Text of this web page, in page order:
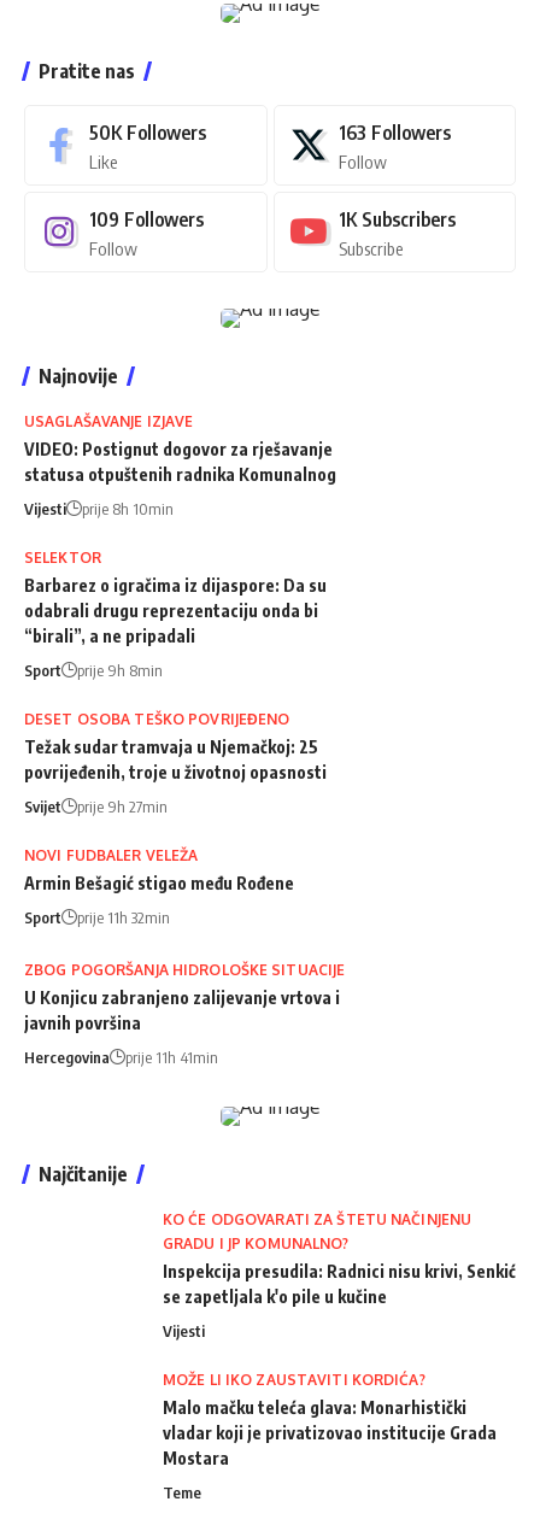
Pratite nas
50K Followers
Like
163 Followers
Follow
109 Followers
Follow
1K Subscribers
Subscribe
Najnovije
USAGLAŠAVANJE IZJAVE
VIDEO: Postignut dogovor za rješavanje
statusa otpuštenih radnika Komunalnog
Vijesti prije 8h 10min
SELEKTOR
Barbarez o igračima iz dijaspore: Da su
odabrali drugu reprezentaciju onda bi
“birali”, a ne pripadali
Sport prije 9h 8min
DESET OSOBA TEŠKO POVRIJEĐENO
Težak sudar tramvaja u Njemačkoj: 25
povrijeđenih, troje u životnoj opasnosti
Svijet prije 9h 27min
NOVI FUDBALER VELEŽA
Armin Bešagić stigao među Rođene
Sport prije 11h 32min
ZBOG POGORŠANJA HIDROLOŠKE SITUACIJE
U Konjicu zabranjeno zalijevanje vrtova i
javnih površina
Hercegovina prije 11h 41min
Najčitanije
KO ĆE ODGOVARATI ZA ŠTETU NAČINJENU
GRADU I JP KOMUNALNO?
Inspekcija presudila: Radnici nisu krivi, Senkić
se zapetljala k'o pile u kučine
Vijesti
MOŽE LI IKO ZAUSTAVITI KORDIĆA?
Malo mačku teleća glava: Monarhistički
vladar koji je privatizovao institucije Grada
Mostara
Teme